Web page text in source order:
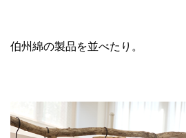
伯州綿の製品を並べたり。